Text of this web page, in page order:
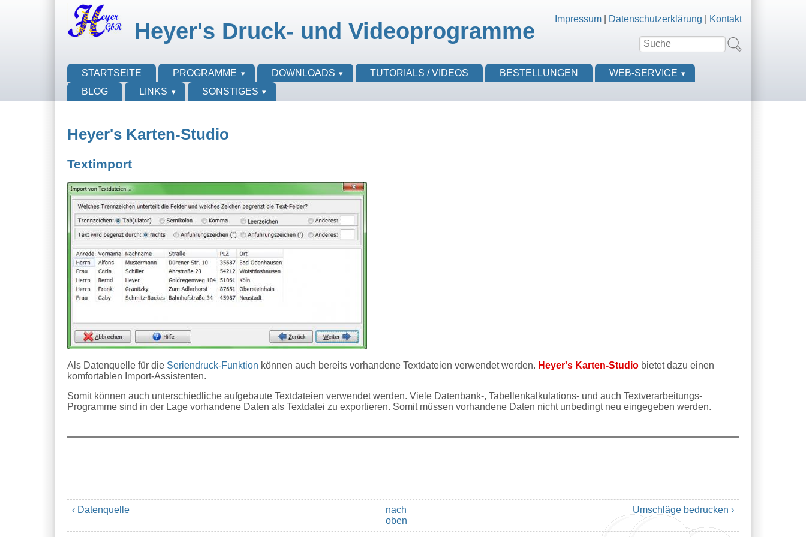
Impressum| Datenschutzerklärung Kontakt
Suche
Heyer's Druck- und Videoprogramme
HauptmenüSTARTSEITE PROGRAMME DOWNLOADS TUTORIALS / VIDEOS BESTELLUNGEN
WEB-SERVICE
BLOG
LINKS SONSTIGES
Heyer's Karten-Studio
Textimport
Als Datenquelle für die Seriendruck-Funktion können auch bereits vorhandene Textdateien verwendet werden. Heyer's Karten-Studio bietet dazu einen
komfortablen Import-Assistenten.
Somit können auch unterschiedliche aufgebaute Textdateien verwendet werden. Viele Datenbank-, Tabellenkalkulations- und auch Textverarbeitungs-
Programme sind in der Lage vorhandene Daten als Textdatei zu exportieren. Somit müssen vorhandene Daten nicht unbedingt neu eingegeben werden.
‹ Datenquelle
nach
oben
Umschläge bedrucken ›